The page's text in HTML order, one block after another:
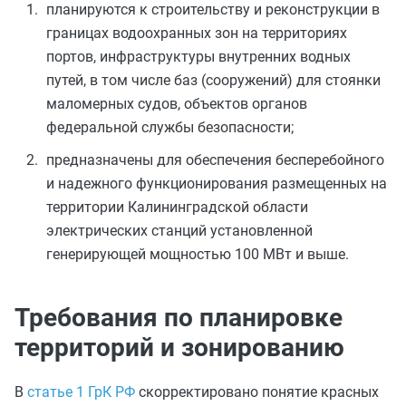
планируются к строительству и реконструкции в
границах водоохранных зон на территориях
портов, инфраструктуры внутренних водных
путей, в том числе баз (сооружений) для стоянки
маломерных судов, объектов органов
федеральной службы безопасности;
предназначены для обеспечения бесперебойного
и надежного функционирования размещенных на
территории Калининградской области
электрических станций установленной
генерирующей мощностью 100 МВт и выше.
Требования по планировке
территорий и зонированию
В статье 1 ГрК РФ скорректировано понятие красных